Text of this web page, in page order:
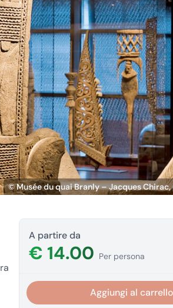
© Musée du quai Branly – Jacques
A partire da
€ 14.00 Per persona
Aggiungi al carrello